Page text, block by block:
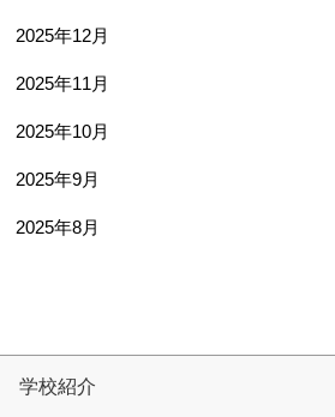
2025年12月
2025年11月
2025年10月
2025年9月
2025年8月
学校紹介